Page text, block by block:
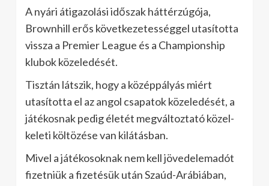
A nyári átigazolási időszak háttérzúgója,
Brownhill erős következetességgel utasította
vissza a Premier League és a Championship
klubok közeledését.
Tisztán látszik, hogy a középpályás miért
utasította el az angol csapatok közeledését, a
játékosnak pedig életét megváltoztató közel-
keleti költözése van kilátásban.
Mivel a játékosoknak nem kell jövedelemadót
fizetniük a fizetésük után Szaúd-Arábiában,